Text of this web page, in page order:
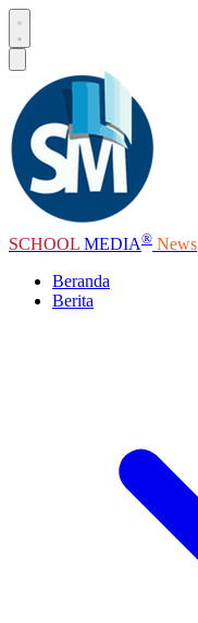
SCHOOL MEDIA® News
Beranda
Berita